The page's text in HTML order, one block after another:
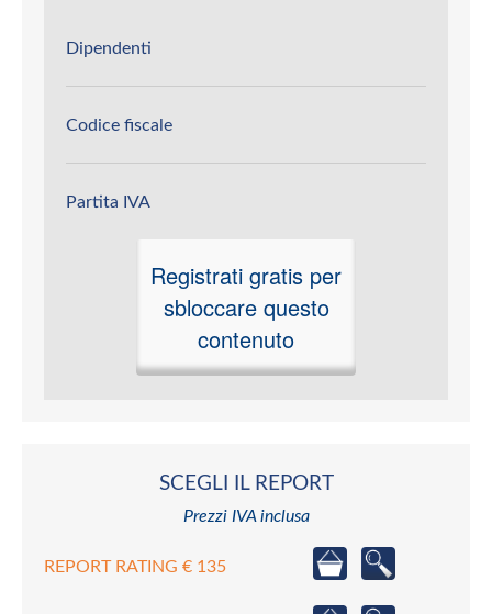
Dipendenti
Codice fiscale
Partita IVA
Registrati gratis per
sbloccare questo
contenuto
SCEGLI IL REPORT
Prezzi IVA inclusa
REPORT RATING € 135